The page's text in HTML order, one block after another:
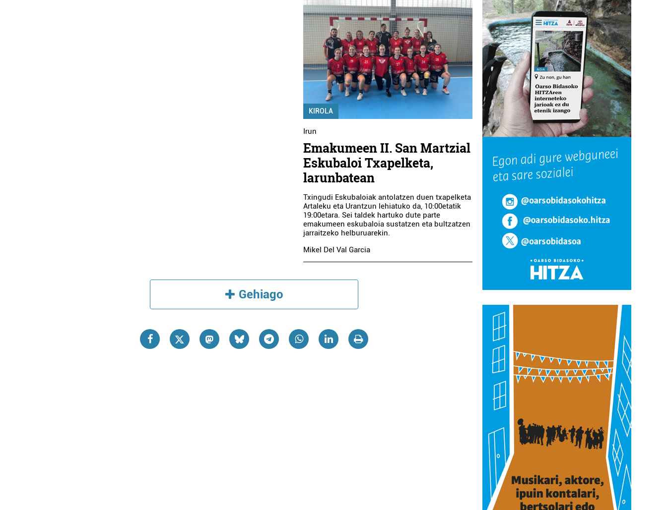
KIROLA
Irun
Emakumeen II. San Martzial
Eskubaloi Txapelketa,
larunbatean
Txingudi Eskubaloiak antolatzen duen txapelketa
Artaleku eta Urantzun lehiatuko da, 10:00etatik
19:00etara. Sei taldek hartuko dute parte
emakumeen eskubaloia sustatzen eta bultzatzen
jarraitzeko helburuarekin.
Mikel Del Val Garcia
Gehiago